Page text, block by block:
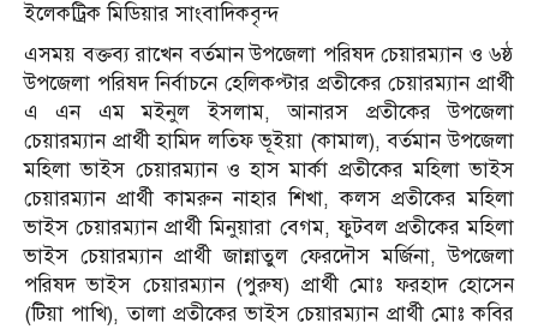
ইলেকট্রিক মিডিয়ার সাংবাদিকবৃন্দ
এসময় বক্তব্য রাখেন বর্তমান উপজেলা পরিষদ চেয়ারম্যান ও ৬ষ্ঠ
উপজেলা পরিষদ নির্বাচনে হেলিকপ্টার প্রতীকের চেয়ারম্যান প্রার্থী
এ এন এম মইনুল ইসলাম, আনারস প্রতীকের উপজেলা
চেয়ারম্যান প্রার্থী হামিদ লতিফ ভূইয়া (কামাল), বর্তমান উপজেলা
মহিলা ভাইস চেয়ারম্যান ও হাস মার্কা প্রতীকের মহিলা ভাইস
চেয়ারম্যান প্রার্থী কামরুন নাহার শিখা, কলস প্রতীকের মহিলা
ভাইস চেয়ারম্যান প্রার্থী মিনুয়ারা বেগম, ফুটবল প্রতীকের মহিলা
ভাইস চেয়ারম্যান প্রার্থী জান্নাতুল ফেরদৌস মর্জিনা, উপজেলা
পরিষদ ভাইস চেয়ারম্যান (পুরুষ) প্রার্থী মোঃ ফরহাদ হোসেন
(টিয়া পাখি), তালা প্রতীকের ভাইস চেয়ারম্যান প্রার্থী মোঃ কবির